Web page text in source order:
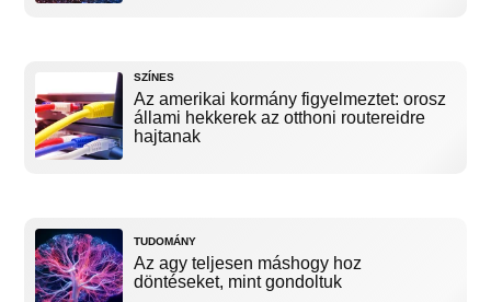
SZÍNES
Az amerikai kormány figyelmeztet: orosz
állami hekkerek az otthoni routereidre
hajtanak
TUDOMÁNY
Az agy teljesen máshogy hoz
döntéseket, mint gondoltuk